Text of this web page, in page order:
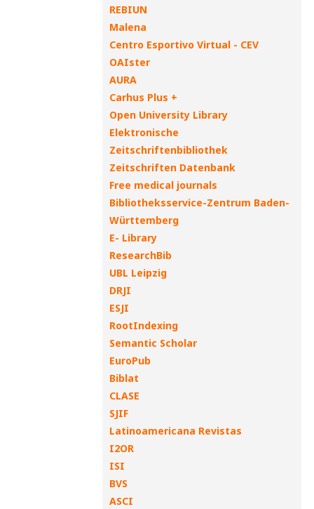
REBIUN
Malena
Centro Esportivo Virtual - CEV
OAIster
AURA
Carhus Plus +
Open University Library
Elektronische
Zeitschriftenbibliothek
Zeitschriften Datenbank
Free medical journals
Bibliotheksservice-Zentrum Baden-
Württemberg
E- Library
ResearchBib
UBL Leipzig
DRJI
ESJI
RootIndexing
Semantic Scholar
EuroPub
Biblat
CLASE
SJIF
Latinoamericana Revistas
I2OR
ISI
BVS
ASCI